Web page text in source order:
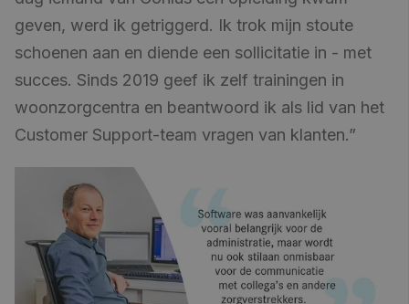
geven, werd ik getriggerd. Ik trok mijn stoute
schoenen aan en diende een sollicitatie in - met
succes. Sinds 2019 geef ik zelf trainingen in
woonzorgcentra en beantwoord ik als lid van het
Customer Support-team vragen van klanten.”